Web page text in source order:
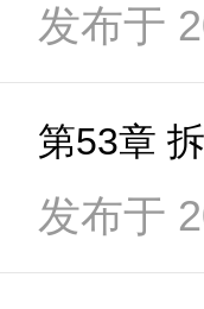
发布于
第53章
发布于